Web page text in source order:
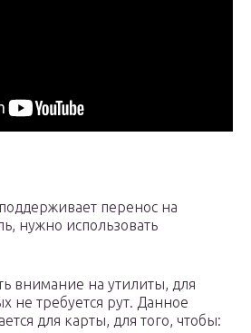
перенос на
нужно использовать
внимание на утилиты, для
не требуется рут. Данное
для карты, для того, чтобы: